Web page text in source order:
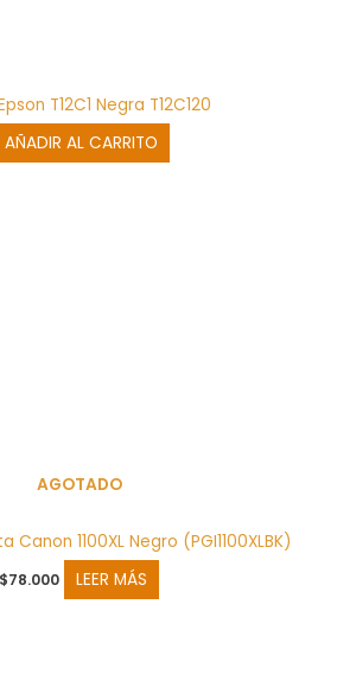
T12C1 Negra T12C120
AÑADIR AL CARRITO
AGOTADO
1100XL Negro (PGI1100XLBK)
$78.000 LEER MÁS